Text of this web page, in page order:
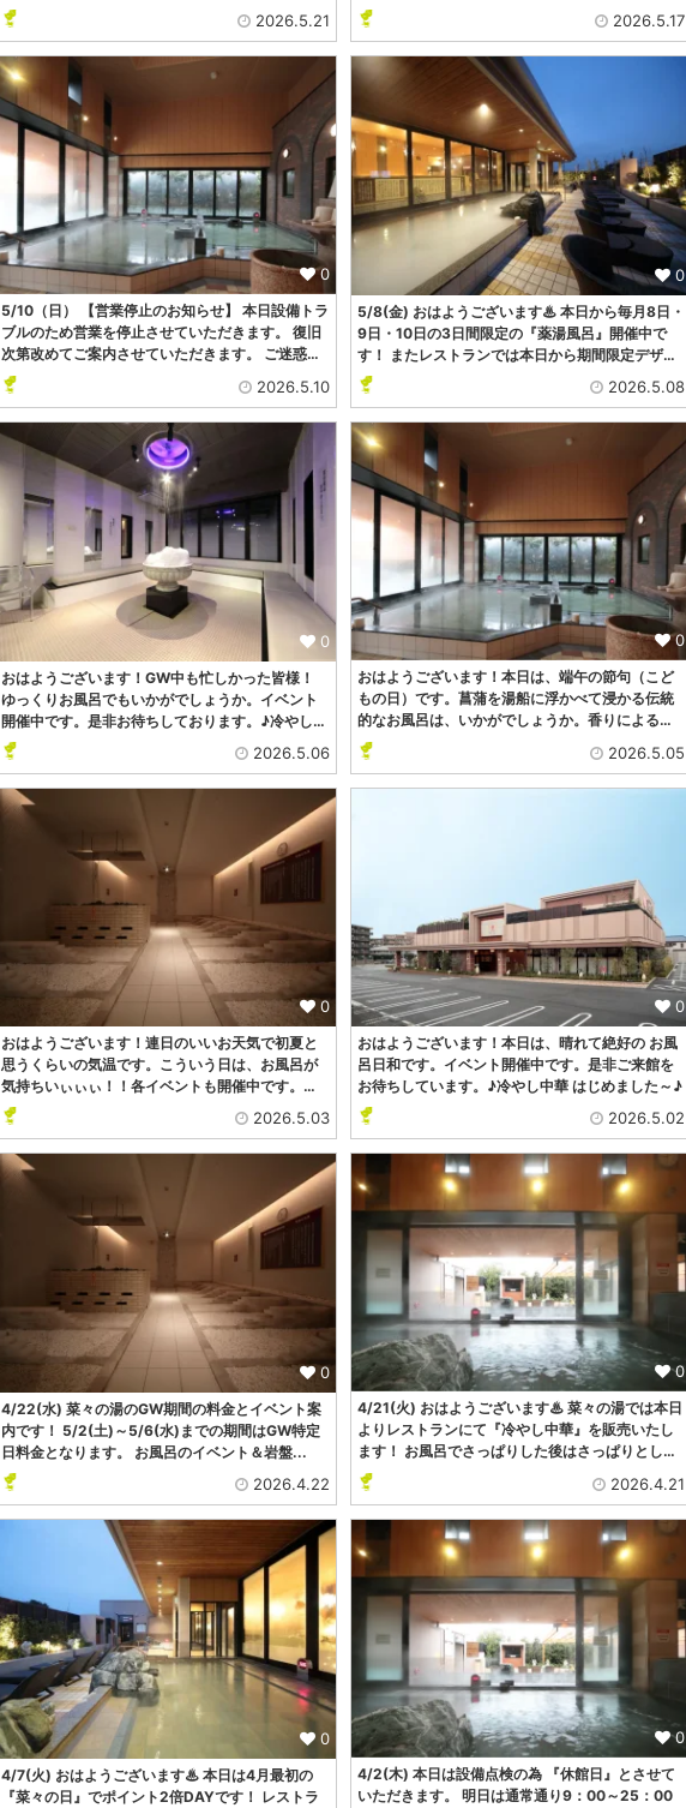
2026.5.21 2026.5.17
0
5/10（日） 【営業停止のお知らせ】 本日設備トラ
ブルのため営業を停止させていただきます。 復旧
次第改めてご案内させていただきます。 ご迷惑…
2026.5.10
0
5/8(金) おはようございます♨ 本日から毎月8日・
9日・10日の3日間限定の『薬湯風呂』開催中で
す！ またレストランでは本日から期間限定デザ…
2026.5.08
0
おはようございます！GW中も忙しかった皆様！
ゆっくりお風呂でもいかがでしょうか。イベント
開催中です。是非お待ちしております。♪冷やし…
2026.5.06
0
おはようございます！本日は、端午の節句（こど
もの日）です。菖蒲を湯船に浮かべて浸かる伝統
的なお風呂は、いかがでしょうか。香りによる…
2026.5.05
0
おはようございます！連日のいいお天気で初夏と
思うくらいの気温です。こういう日は、お風呂が
気持ちいぃぃぃ！！各イベントも開催中です。…
2026.5.03
0
おはようございます！本日は、晴れて絶好の お風
呂日和です。イベント開催中です。是非ご来館を
お待ちしています。♪冷やし中華 はじめました～♪
2026.5.02
0
4/22(水) 菜々の湯のGW期間の料金とイベント案
内です！ 5/2(土)～5/6(水)までの期間はGW特定
日料金となります。 お風呂のイベント＆岩盤...
2026.4.22
0
4/21(火) おはようございます♨ 菜々の湯では本日
よりレストランにて『冷やし中華』を販売いたし
ます！ お風呂でさっぱりした後はさっぱりとし…
2026.4.21
0
4/7(火) おはようございます♨ 本日は4月最初の
『菜々の日』でポイント2倍DAYです！ レストラ
0
4/2(木) 本日は設備点検の為 『休館日』とさせて
いただきます。 明日は通常通り9：00～25：00